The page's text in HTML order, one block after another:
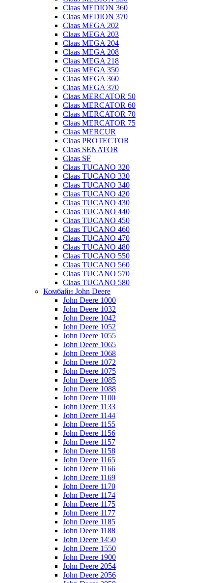
Claas MEDION 360
Claas MEDION 370
Claas MEGA 202
Claas MEGA 203
Claas MEGA 204
Claas MEGA 208
Claas MEGA 218
Claas MEGA 350
Claas MEGA 360
Claas MEGA 370
Claas MERCATOR 50
Claas MERCATOR 60
Claas MERCATOR 70
Claas MERCATOR 75
Claas MERCUR
Claas PROTECTOR
Claas SENATOR
Claas SF
Claas TUCANO 320
Claas TUCANO 330
Claas TUCANO 340
Claas TUCANO 420
Claas TUCANO 430
Claas TUCANO 440
Claas TUCANO 450
Claas TUCANO 460
Claas TUCANO 470
Claas TUCANO 480
Claas TUCANO 550
Claas TUCANO 560
Claas TUCANO 570
Claas TUCANO 580
Комбайн John Deere
John Deere 1000
John Deere 1032
John Deere 1042
John Deere 1052
John Deere 1055
John Deere 1065
John Deere 1068
John Deere 1072
John Deere 1075
John Deere 1085
John Deere 1088
John Deere 1100
John Deere 1133
John Deere 1144
John Deere 1155
John Deere 1156
John Deere 1157
John Deere 1158
John Deere 1165
John Deere 1166
John Deere 1169
John Deere 1170
John Deere 1174
John Deere 1175
John Deere 1177
John Deere 1185
John Deere 1188
John Deere 1450
John Deere 1550
John Deere 1900
John Deere 2054
John Deere 2056